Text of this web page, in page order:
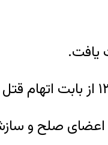
یافت.